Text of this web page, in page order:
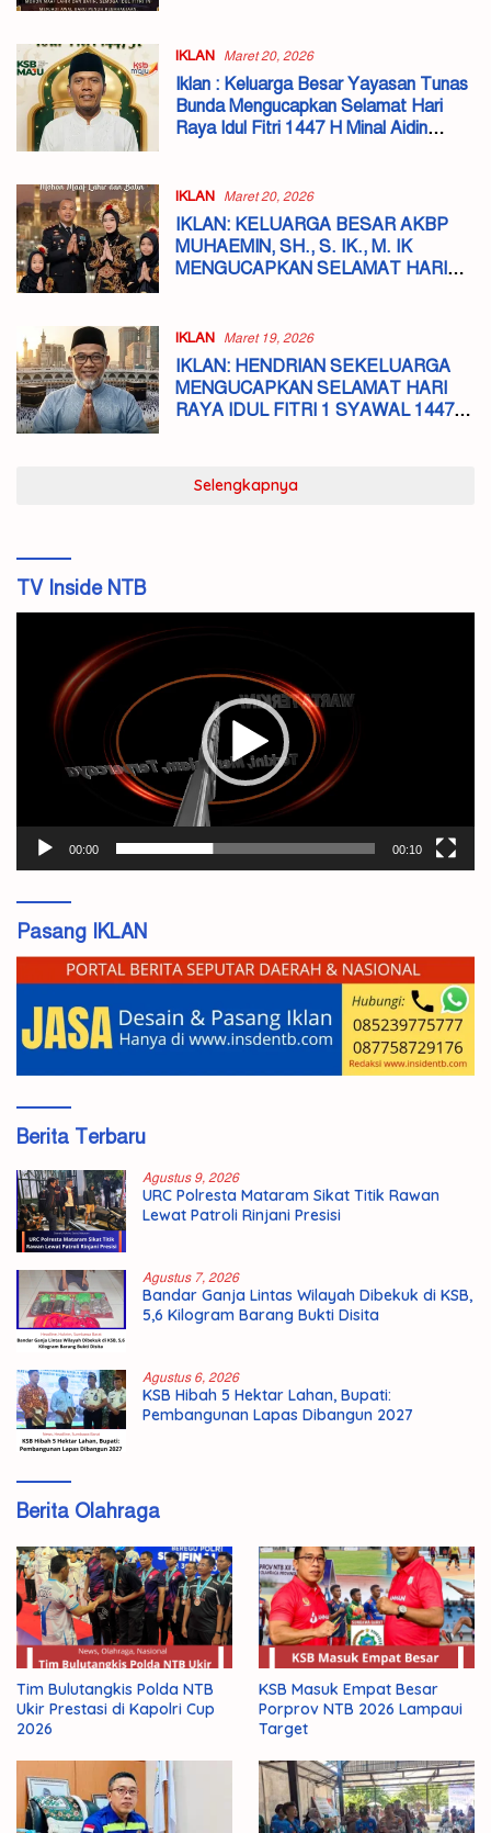
IKLAN Maret 20, 2026
Iklan : Keluarga Besar Yayasan Tunas
Bunda Mengucapkan Selamat Hari
Raya Idul Fitri 1447 H Minal Aidin
IKLAN Maret 20, 2026
IKLAN: KELUARGA BESAR AKBP
MUHAEMIN, SH., S. IK., M. IK
MENGUCAPKAN SELAMAT HARI
IKLAN Maret 19, 2026
IKLAN: HENDRIAN SEKELUARGA
MENGUCAPKAN SELAMAT HARI
RAYA IDUL FITRI 1 SYAWAL 1447 H
Selengkapnya
TV Inside NTB
00:00 00:10
Pasang IKLAN
Berita Terbaru
Agustus 9, 2026
URC Polresta Mataram Sikat Titik Rawan
Lewat Patroli Rinjani Presisi
Agustus 7, 2026
Bandar Ganja Lintas Wilayah Dibekuk di KSB,
5,6 Kilogram Barang Bukti Disita
Agustus 6, 2026
KSB Hibah 5 Hektar Lahan, Bupati:
Pembangunan Lapas Dibangun 2027
Berita Olahraga
Tim Bulutangkis Polda NTB
Ukir Prestasi di Kapolri Cup
2026
KSB Masuk Empat Besar
Porprov NTB 2026 Lampaui
Target